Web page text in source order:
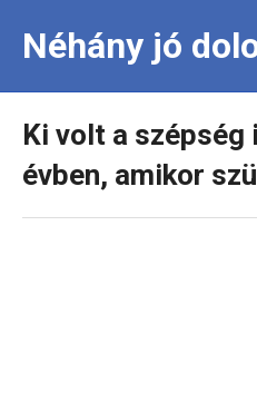
Néhány jó
Ki volt a szépség
évben, amikor